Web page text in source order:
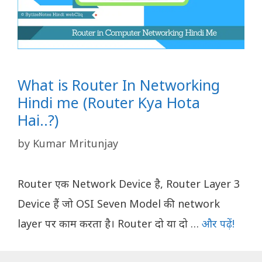
What is Router In Networking
Hindi me (Router Kya Hota
Hai..?)
by Kumar Mritunjay
Router एक Network Device है, Router Layer 3
Device हैं जो OSI Seven Model की network
layer पर काम करता है। Router दो या दो … और पढ़ें!